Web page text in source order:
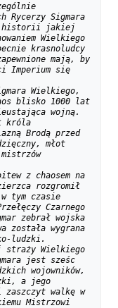
Rycerzy Sigmara
historii jakiej
Wielkiego
krasnoludcy
mają, by
Imperium się
Wielkiego,
blisko 1000 lat
wojną.
króla
Brodą przed
młot
z chaosem na
rozgromił
tym czasie
Czarnego
zebrał wojska
została wygrana
ludzki.
straży Wielkiego
jest sześc
wojowników,
a jego
walkę w
Mistrzowi